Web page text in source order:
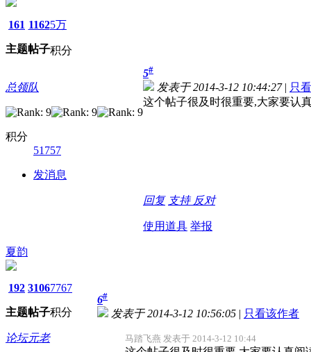
161
主题
1162
帖子
5万
积分
总领队
积分
51757
发消息
5#
发表于 2014-3-12 10:44:27 | 只
这个帖子很及时很重要,大家要认
回复 支持 反对
使用道具 举报
夏韵
192
主题
3106
帖子
7767
积分
论坛元老
6#
发表于 2014-3-12 10:56:05 | 只看该作者
马踏飞燕 发表于 2014-3-12 10:44